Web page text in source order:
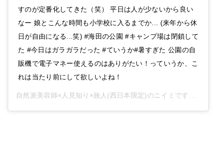
すのが定番化してきた（笑） 平日は人が少ないから良い
なー 娘とこんな時間も小学校に入るまでか... (来年から休
日が自由になる...笑) #海田の公園 #キャンプ場は閉鎖して
た #今日はガラガラだった #ていうか#暑すぎた 公園の自
販機で電子マネー使えるのはありがたい！っていうか、こ
れは当たり前にして欲しいよね！